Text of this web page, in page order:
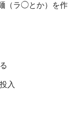
（ラ◯とか）を作
入